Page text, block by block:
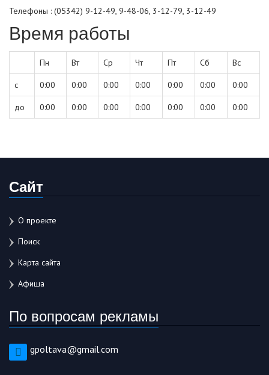
Телефоны : (05342) 9-12-49, 9-48-06, 3-12-79, 3-12-49
Время работы
Пн Вт Ср Чт Пт Сб Вс
с 0:00 0:00 0:00 0:00 0:00 0:00 0:00
до 0:00 0:00 0:00 0:00 0:00 0:00 0:00
Сайт
О проекте
Поиск
Карта сайта
Афиша
По вопросам рекламы
gpoltava@gmail.com